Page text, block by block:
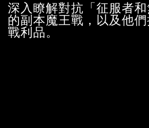
深入瞭解對抗「征服者和
的副本魔王戰，以及他
戰利品。